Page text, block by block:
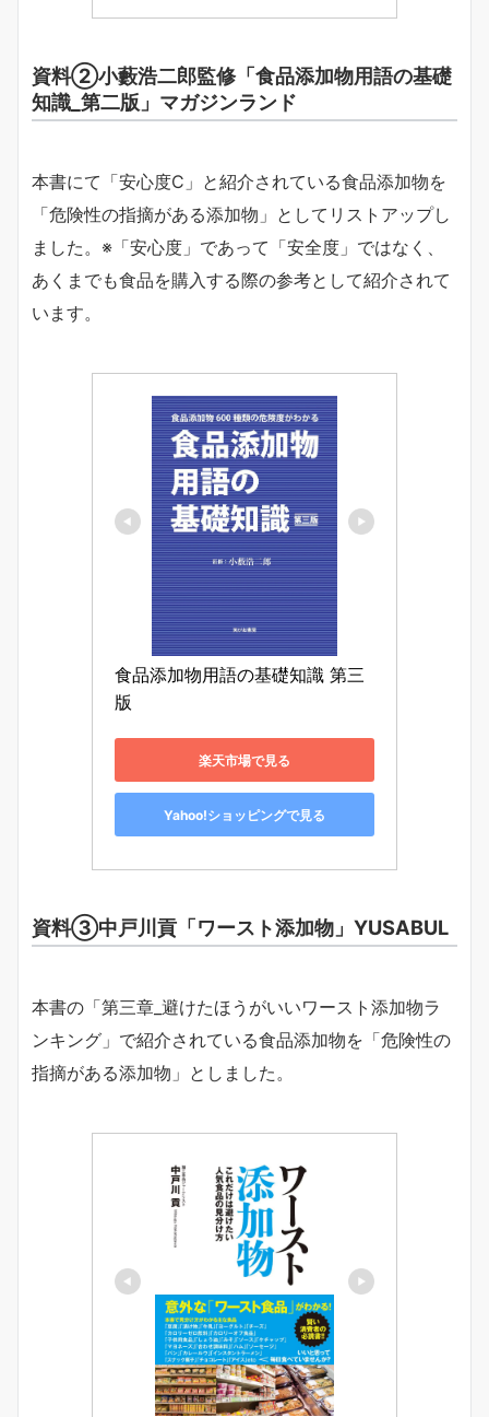
資料②小藪浩二郎監修「食品添加物用語の基礎
知識_第二版」マガジンランド
本書にて「安心度C」と紹介されている食品添加物を
「危険性の指摘がある添加物」としてリストアップし
ました。※「安心度」であって「安全度」ではなく、
あくまでも食品を購入する際の参考として紹介されて
います。
食品添加物用語の基礎知識 第三
版
楽天市場で見る
Yahoo!ショッピングで見る
資料③中戸川貢「ワースト添加物」YUSABUL
本書の「第三章_避けたほうがいいワースト添加物ラ
ンキング」で紹介されている食品添加物を「危険性の
指摘がある添加物」としました。